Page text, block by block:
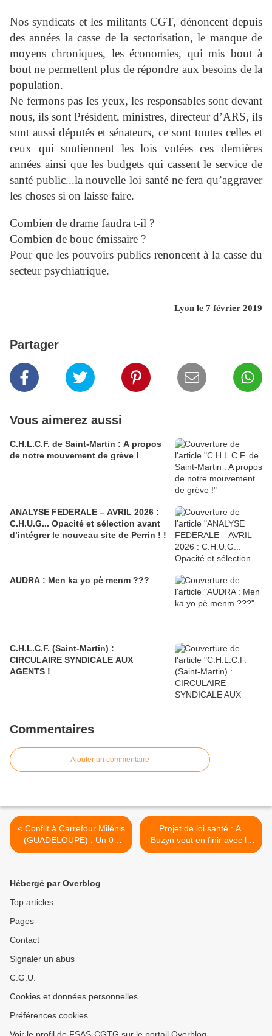
Nos syndicats et les militants CGT, dénoncent depuis
des années la casse de la sectorisation, le manque de
moyens chroniques, les économies, qui mis bout à
bout ne permettent plus de répondre aux besoins de la
population.
Ne fermons pas les yeux, les responsables sont devant
nous, ils sont Président, ministres, directeur d’ARS, ils
sont aussi députés et sénateurs, ce sont toutes celles et
ceux qui soutiennent les lois votées ces dernières
années ainsi que les budgets qui cassent le service de
santé public...la nouvelle loi santé ne fera qu’aggraver
les choses si on laisse faire.
Combien de drame faudra t-il ?
Combien de bouc émissaire ?
Pour que les pouvoirs publics renoncent à la casse du
secteur psychiatrique.
Lyon le 7 février 2019
Partager
Vous aimerez aussi
C.H.L.C.F. de Saint-Martin : A propos
de notre mouvement de grève !
ANALYSE FEDERALE – AVRIL 2026 :
C.H.U.G... Opacité et sélection avant
d’intégrer le nouveau site de Perrin ! !
AUDRA : Men ka yo pè menm ???
C.H.L.C.F. (Saint-Martin) :
CIRCULAIRE SYNDICALE AUX
AGENTS !
Commentaires
Ajouter un commentaire
< Conflit à Carrefour Milénis
(GUADELOUPE) : Un 02
Février décisif sous la
Projet de loi santé : A.
Buzyn veut en finir avec le
service public hospitalier ! >
Hébergé par Overblog
Top articles
Pages
Contact
Signaler un abus
C.G.U.
Cookies et données personnelles
Préférences cookies